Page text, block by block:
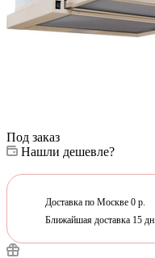
Под заказ
Нашли дешевле?
Доставка по Москве 0 р.
Ближайшая доставка 15 дн.